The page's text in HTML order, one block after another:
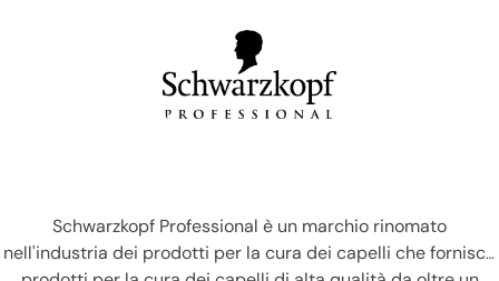
Schwarzkopf Professional è un marchio rinomato
nell'industria dei prodotti per la cura dei capelli che fornisce